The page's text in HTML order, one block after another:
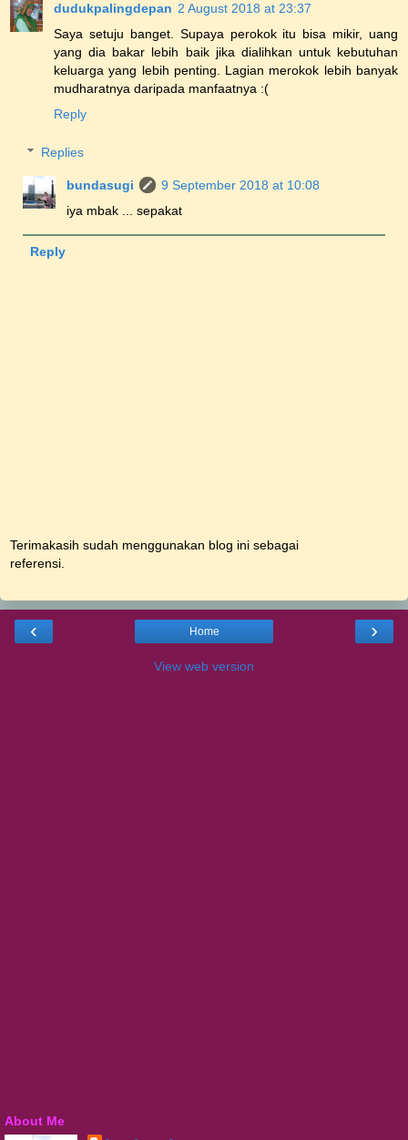
dudukpalingdepan 2 August 2018 at 23:37
Saya setuju banget. Supaya perokok itu bisa mikir, uang
yang dia bakar lebih baik jika dialihkan untuk kebutuhan
keluarga yang lebih penting. Lagian merokok lebih banyak
mudharatnya daripada manfaatnya :(
Reply
Replies
bundasugi
9 September 2018 at 10:08
iya mbak ... sepakat
Reply
Terimakasih sudah menggunakan blog ini sebagai
referensi.
‹ ›
Home
View web version
About Me